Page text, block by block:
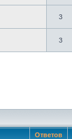
3
3
Ответов